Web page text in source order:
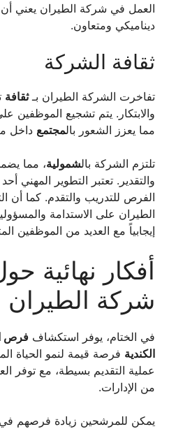
العمل في شركة الطيران يعني
ديناميكي ومتعاون.
ثقافة الشركة
تفاخرت الشركة الطيران بـثقافة
والابتكار. يتم تشجيع الموظفين
مما يعزز الشعور بالمجتمع داخل
تلتزم الشركة بالشمولية، مما
والتقدير. تعتبر التطوير المهني
الفرص للتدريب والتقدم. كما أن
الطيران على الاستدامة
إيجابياً مع العديد من الموظفين
أفكار نهائية
شركة الطيران
في الختام، يوفر استكشاف فرص
الكندية فرصة قيمة لنمو الحياة
عملية التقديم بسيطة، مع توفر
من الإدارات.
يمكن للمرشحين زيادة فرصهم في